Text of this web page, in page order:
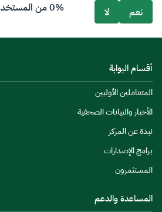
نعم
لا 0% من المستخدمين قالوا نعم من 0 تعليقاً
أقسام البوابة
المتعاملين الأوليين
الأخبار والبيانات الصحفية
نبذة عن المركز
برامج الإصدارات
المستثمرون
المساعدة والدعم